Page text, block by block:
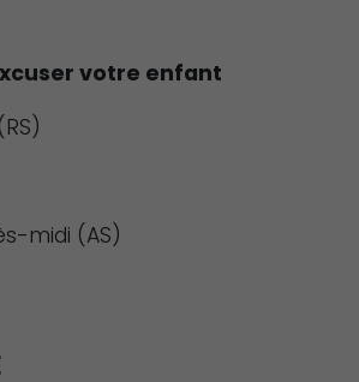
votre enfant
midi (AS)